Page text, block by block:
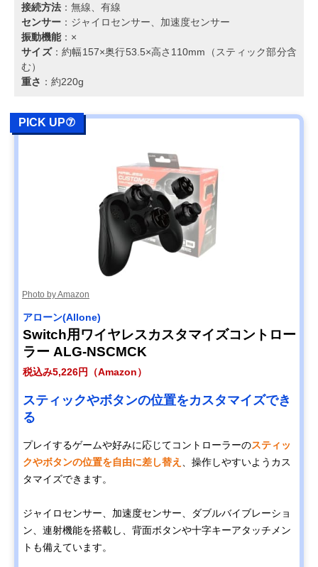
接続方法 ：無線、有線
センサー ：ジャイロセンサー、加速度センサー
振動機能：×
サイズ：約幅157×奥行53.5×高さ110mm（スティック部分含
む）
重さ ：約220g
PICK UP⑦
Photo by Amazon
アローン(Allone)
Switch用ワイヤレスカスタマイズコントロー
ラー ALG-NSCMCK
税込み5,226円（Amazon）
スティックやボタンの位置をカスタマイズでき
る
プレイするゲームや好みに応じてコントローラーのスティッ
クやボタンの位置を自由に差し替え
、操作しやすいようカス
タマイズできます。
ジャイロセンサー、加速度センサー、ダブルバイブレーショ
ン、連射機能を搭載し、背面ボタンや十字キーアタッチメン
トも備えています。